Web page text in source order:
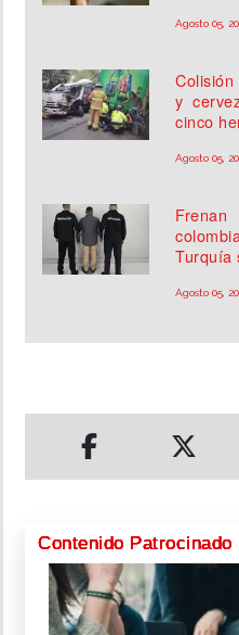
Agosto 05,
y
cinco
Agosto 05,
Turquía
Agosto 05,
Contenido Patrocinado